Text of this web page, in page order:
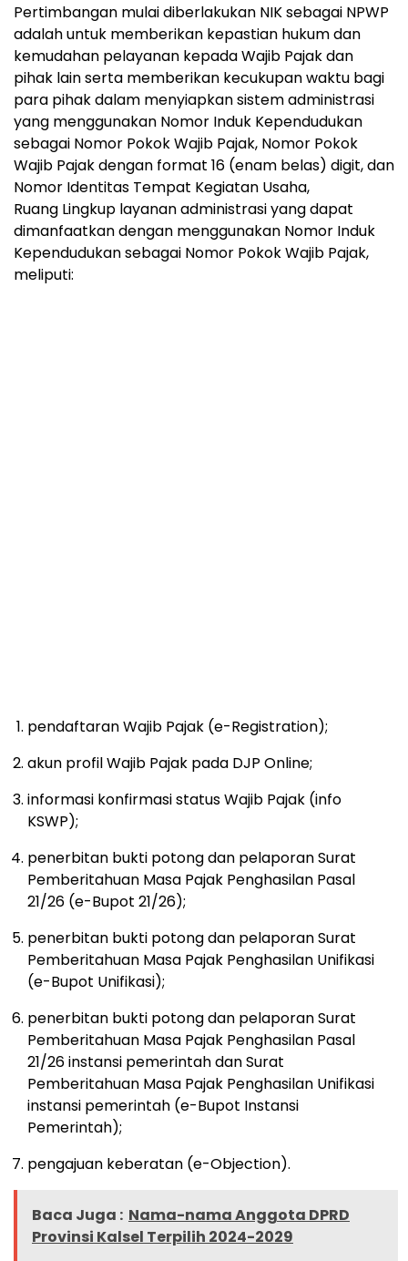
Pertimbangan mulai diberlakukan NIK sebagai NPWP
adalah untuk memberikan kepastian hukum dan
kemudahan pelayanan kepada Wajib Pajak dan
pihak lain serta memberikan kecukupan waktu bagi
para pihak dalam menyiapkan sistem administrasi
yang menggunakan Nomor Induk Kependudukan
sebagai Nomor Pokok Wajib Pajak, Nomor Pokok
Wajib Pajak dengan format 16 (enam belas) digit, dan
Nomor Identitas Tempat Kegiatan Usaha,
Ruang Lingkup layanan administrasi yang dapat
dimanfaatkan dengan menggunakan Nomor Induk
Kependudukan sebagai Nomor Pokok Wajib Pajak,
meliputi:
pendaftaran Wajib Pajak (e-Registration);
akun profil Wajib Pajak pada DJP Online;
informasi konfirmasi status Wajib Pajak (info
KSWP);
penerbitan bukti potong dan pelaporan Surat
Pemberitahuan Masa Pajak Penghasilan Pasal
21/26 (e-Bupot 21/26);
penerbitan bukti potong dan pelaporan Surat
Pemberitahuan Masa Pajak Penghasilan Unifikasi
(e-Bupot Unifikasi);
penerbitan bukti potong dan pelaporan Surat
Pemberitahuan Masa Pajak Penghasilan Pasal
21/26 instansi pemerintah dan Surat
Pemberitahuan Masa Pajak Penghasilan Unifikasi
instansi pemerintah (e-Bupot Instansi
Pemerintah);
pengajuan keberatan (e-Objection).
Baca Juga : Nama-nama Anggota DPRD
Provinsi Kalsel Terpilih 2024-2029